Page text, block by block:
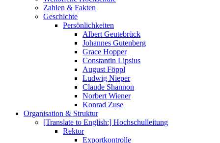
Zahlen & Fakten
Geschichte
Persönlichkeiten
Albert Geutebrück
Johannes Gutenberg
Grace Hopper
Constantin Lipsius
August Föppl
Ludwig Nieper
Claude Shannon
Norbert Wiener
Konrad Zuse
Organisation & Struktur
[Translate to English:] Hochschulleitung
Rektor
Exportkontrolle